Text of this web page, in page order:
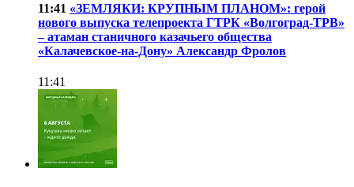
11:41 «ЗЕМЛЯКИ: КРУПНЫМ ПЛАНОМ»: герой
нового выпуска телепроекта ГТРК «Волгоград-ТРВ»
– атаман станичного казачьего общества
«Калачевское-на-Дону» Александр Фролов
11:41